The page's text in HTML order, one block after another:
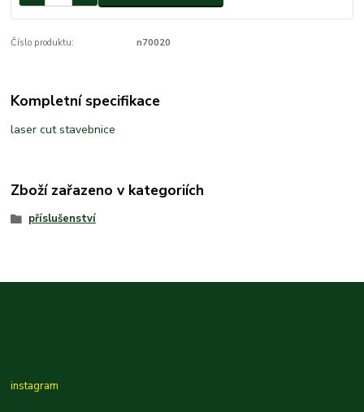
Číslo produktu: n70020
Kompletní specifikace
laser cut stavebnice
Zboží zařazeno v kategoriích
příslušenství
instagram